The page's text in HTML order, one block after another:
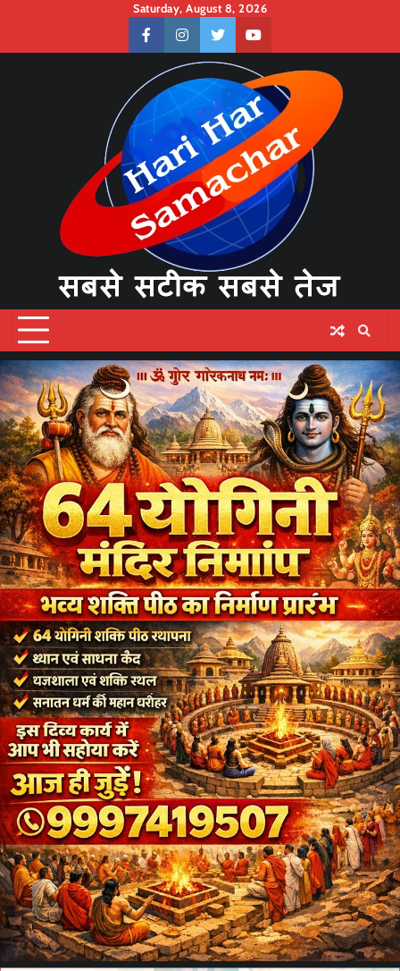
content
Saturday, August 8, 2026
facebookinstagramtwitteryoutube